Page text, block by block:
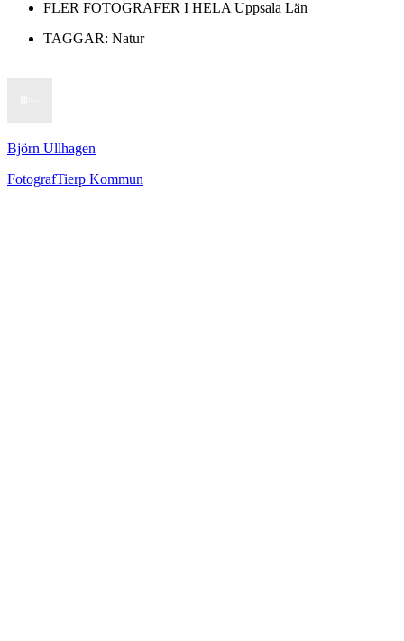
FLER FOTOGRAFER I HELA Uppsala Län
TAGGAR: Natur
Björn Ullhagen
FotografTierp Kommun